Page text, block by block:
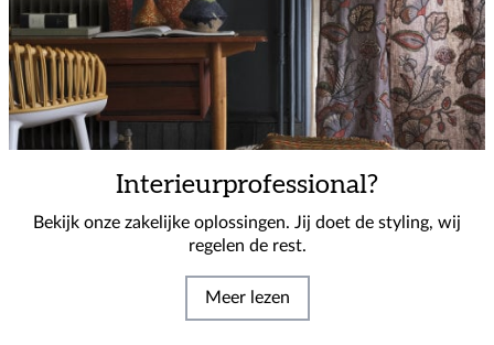
Interieurprofessional?
Bekijk onze zakelijke oplossingen. Jij doet de styling, wij
regelen de rest.
Meer lezen